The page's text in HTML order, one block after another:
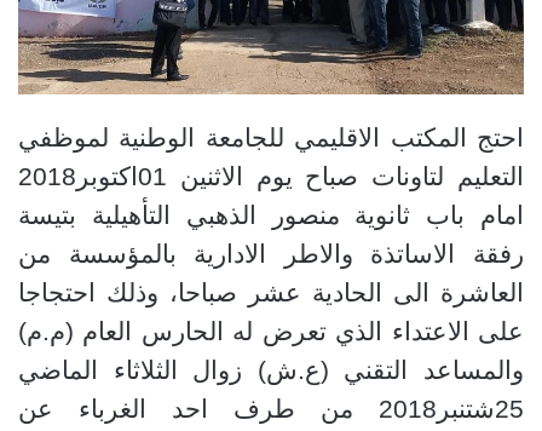
احتج المكتب الاقليمي للجامعة الوطنية لموظفي
التعليم لتاونات صباح يوم الاثنين 01اكتوبر2018
امام باب ثانوية منصور الذهبي التأهيلية بتيسة
رفقة الاساتذة والاطر الادارية بالمؤسسة من
العاشرة الى الحادية عشر صباحا، وذلك احتجاجا
على الاعتداء الذي تعرض له الحارس العام (م.م)
والمساعد التقني (ع.ش) زوال الثلاثاء الماضي
25شتنبر2018 من طرف احد الغرباء عن